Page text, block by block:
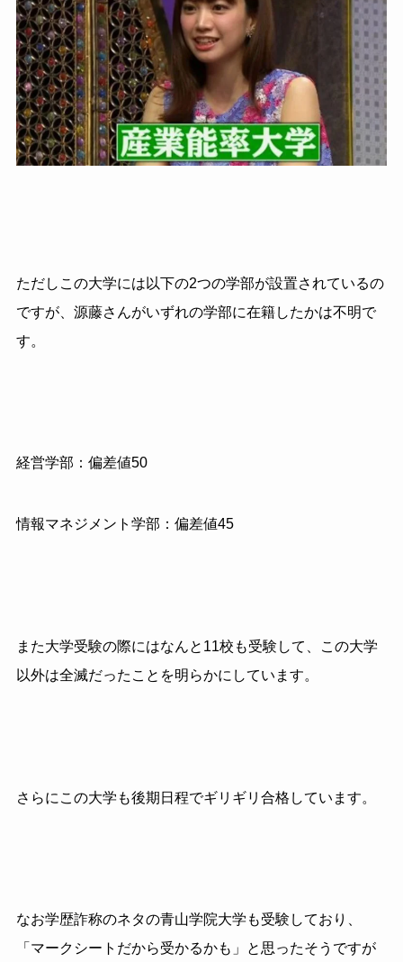
ただしこの大学には以下の2つの学部が設置されているの
ですが、源藤さんがいずれの学部に在籍したかは不明で
す。
経営学部：偏差値50
情報マネジメント学部：偏差値45
また大学受験の際にはなんと11校も受験して、この大学
以外は全滅だったことを明らかにしています。
さらにこの大学も後期日程でギリギリ合格しています。
なお学歴詐称のネタの青山学院大学も受験しており、
「マークシートだから受かるかも」と思ったそうですが